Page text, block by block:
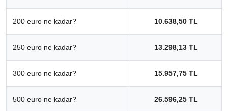
200 euro ne kadar? 10.638,50 TL
250 euro ne kadar? 13.298,13 TL
300 euro ne kadar? 15.957,75 TL
500 euro ne kadar? 26.596,25 TL